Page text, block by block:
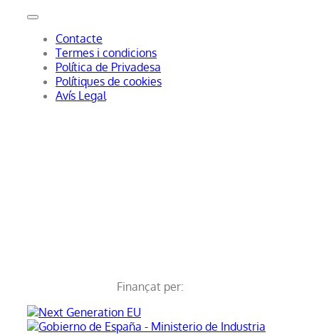
Contacte
Termes i condicions
Política de Privadesa
Polítiques de cookies
Avís Legal
Finançat per: